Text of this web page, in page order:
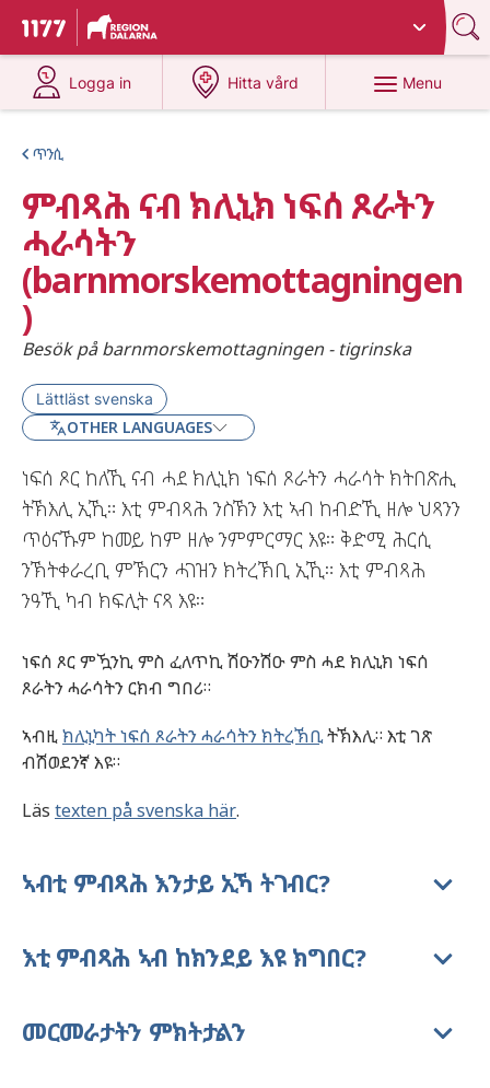
To start page for 1177
Du har valt region
Logga in
at 1177.se
Hitta vård
at 1177.se
Menu
ጥንሲ
ምብጻሕ ናብ ክሊኒክ ነፍሰ ጾራትን
ሓራሳትን
(barnmorskemottagningen
)
Besök på barnmorskemottagningen - tigrinska
Lättläst svenska
OTHER LANGUAGES
ነፍሰ ጾር ከለኺ ናብ ሓደ ክሊኒክ ነፍሰ ጾራትን ሓራሳት ክትበጽሒ
ትኽእሊ ኢኺ። እቲ ምብጻሕ ንስኽን እቲ ኣብ ከብድኺ ዘሎ ህጻንን
ጥዕናኹም ከመይ ከም ዘሎ ንምምርማር እዩ። ቅድሚ ሕርሲ
ንኽትቀራረቢ ምኽርን ሓገዝን ክትረኽቢ ኢኺ። እቲ ምብጻሕ
ንዓኺ ካብ ክፍሊት ናጻ እዩ።
ነፍሰ ጾር ምዃንኪ ምስ ፈለጥኪ ሽዑንሽዑ ምስ ሓደ ክሊኒክ ነፍሰ
ጾራትን ሓራሳትን ርክብ ግበሪ።
ኣብዚክሊኒካት ነፍሰ ጾራትን ሓራሳትን ክትረኽቢትኽእሊ። እቲ ገጽ
ብሽወደንኛ እዩ።
Läs texten på svenska här.
ኣብቲ ምብጻሕ እንታይ ኢኻ ትገብር?
እቲ ምብጻሕ ኣብ ከክንደይ እዩ ክግበር?
መርመራታትን ምክትታልን